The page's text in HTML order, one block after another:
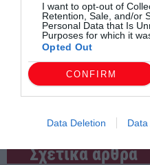
I want to opt-out of
Retention, Sale, and/or
Personal Data that Is
Purposes for which it
Opted Out
CONFIRM
Data Deletion Data
Συντάχθηκε από:ERKO
Σχετικά άρθρα